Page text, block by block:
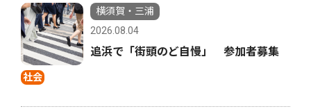
社会
横須賀・三浦
2026.08.04
追浜で「街頭のど自慢」 参加者募集